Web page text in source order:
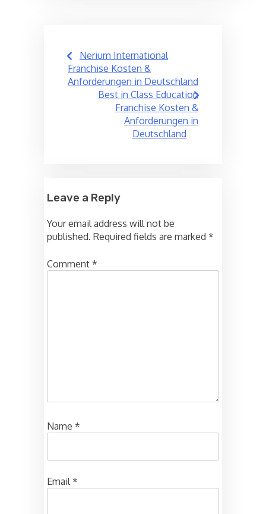
Post
navigation
Nerium International
Franchise Kosten &
Anforderungen in Deutschland
Best in Class Education
Franchise Kosten &
Anforderungen in
Deutschland
Leave a Reply
Your email address will not be
published. Required fields are marked *
Comment *
Name *
Email*